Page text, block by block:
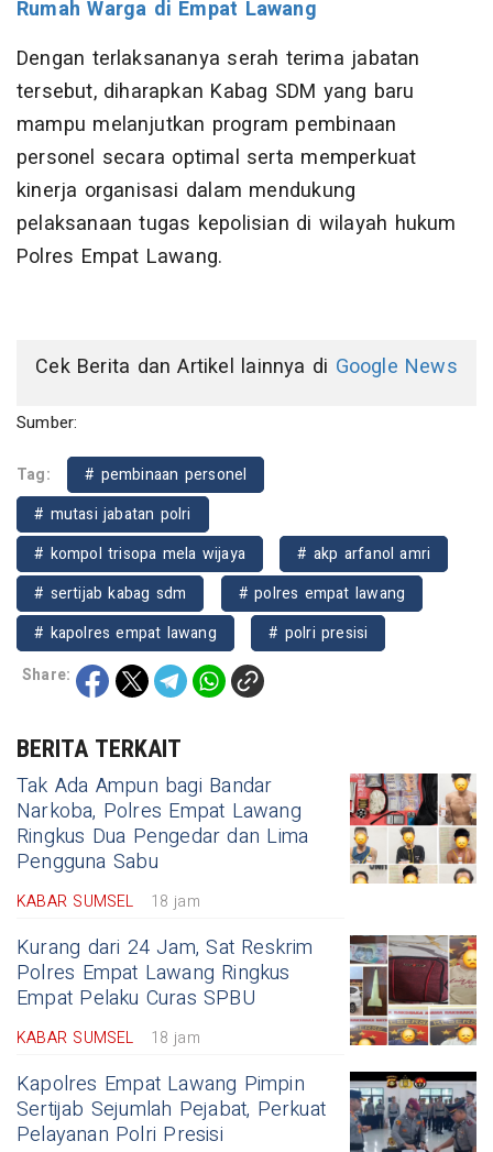
Rumah Warga di Empat Lawang
Dengan terlaksananya serah terima jabatan
tersebut, diharapkan Kabag SDM yang baru
mampu melanjutkan program pembinaan
personel secara optimal serta memperkuat
kinerja organisasi dalam mendukung
pelaksanaan tugas kepolisian di wilayah hukum
Polres Empat Lawang.
Cek Berita dan Artikel lainnya di Google News
Sumber:
Tag:
# pembinaan personel
# mutasi jabatan polri
# kompol trisopa mela wijaya
# akp arfanol amri
# sertijab kabag sdm
# polres empat lawang
# kapolres empat lawang
# polri presisi
Share:
BERITA TERKAIT
Tak Ada Ampun bagi Bandar
Narkoba, Polres Empat Lawang
Ringkus Dua Pengedar dan Lima
Pengguna Sabu
KABAR SUMSEL 18 jam
Kurang dari 24 Jam, Sat Reskrim
Polres Empat Lawang Ringkus
Empat Pelaku Curas SPBU
KABAR SUMSEL 18 jam
Kapolres Empat Lawang Pimpin
Sertijab Sejumlah Pejabat, Perkuat
Pelayanan Polri Presisi